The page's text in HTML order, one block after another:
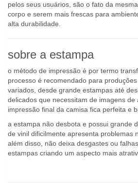
pelos seus usuários, são o fato da
corpo e serem mais frescas para
alta durabilidade.
sobre a estampa
o método de impressão é por termo
processo é recomendado para
variados, desde grande estampas até
delicados que necessitam de imagens de
impressão final da camisa fica perfeita e
a estampa não desbota e possui grande
de vinil dificilmente apresenta problemas
além disso, não deixa desgastes ou
estampas criando um aspecto mais